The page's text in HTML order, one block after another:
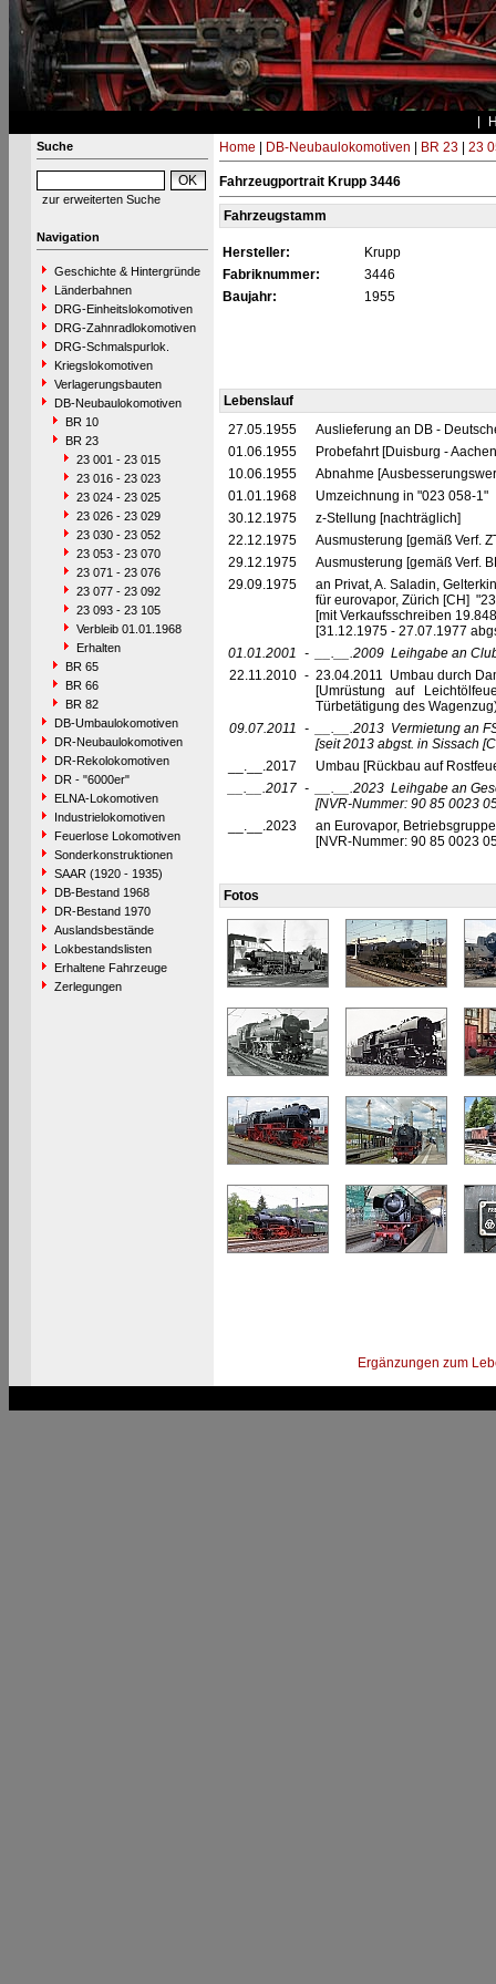
Suche
zur erweiterten Suche
Navigation
Geschichte & Hintergründe
Länderbahnen
DRG-Einheitslokomotiven
DRG-Zahnradlokomotiven
DRG-Schmalspurlok.
Kriegslokomotiven
Verlagerungsbauten
DB-Neubaulokomotiven
BR 10
BR 23
23 001 - 23 015
23 016 - 23 023
23 024 - 23 025
23 026 - 23 029
23 030 - 23 052
23 053 - 23 070
23 071 - 23 076
23 077 - 23 092
23 093 - 23 105
Verbleib 01.01.1968
Erhalten
BR 65
BR 66
BR 82
DB-Umbaulokomotiven
DR-Neubaulokomotiven
DR-Rekolokomotiven
DR - "6000er"
ELNA-Lokomotiven
Industrielokomotiven
Feuerlose Lokomotiven
Sonderkonstruktionen
SAAR (1920 - 1935)
DB-Bestand 1968
DR-Bestand 1970
Auslandsbestände
Lokbestandslisten
Erhaltene Fahrzeuge
Zerlegungen
Home DB-Neubaulokomotiven BR 23| 23
Fahrzeugportrait Krupp 3446
Fahrzeugstamm
Hersteller:
Krupp
Fabriknummer:
3446
Baujahr:
1955
Lebenslauf
27.05.1955
Auslieferung an DB -
01.06.1955
Probefahrt [Duisburg -
10.06.1955
Abnahme
01.01.1968
Umzeichnung in "023 058-1"
30.12.1975
z-Stellung [nachträglich]
22.12.1975
Ausmusterung [gemäß Verf.
29.12.1975
Ausmusterung [gemäß Verf.
29.09.1975
an Privat, A. Saladin,
für eurovapor, Zürich [CH]
[mit Verkaufsschreiben
[31.12.1975 - 27.07.1977
01.01.2001 - __.__.2009 Leihgabe an
22.11.2010 - 23.04.2011 Umbau durch
[Umrüstung auf
Türbetätigung des
09.07.2011 - __.__.2013 Vermietung an
[seit 2013 abgst. in Sissach
__.__.2017
Umbau [Rückbau auf
__.__.2017 - __.__.2023 Leihgabe an
[NVR-Nummer: 90 85 0023
__.__.2023
an Eurovapor,
[NVR-Nummer: 90 85 0023
Fotos
Ergänzungen zum